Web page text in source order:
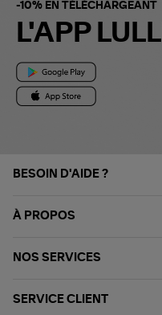
-10% EN TÉLÉCHARGEANT
L'APP LULLI
BESOIN D'AIDE ?
À PROPOS
NOS SERVICES
SERVICE CLIENT